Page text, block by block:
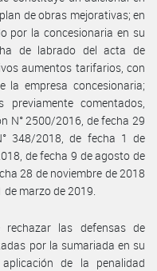
de obras mejorativas; en
por la concesionaria en su
de labrado del acta de
aumentos tarifarios, con
la empresa concesionaria;
comentados,
N° 2500/2016, de fecha 29
348/2018, de fecha 1 de
de fecha 9 de agosto de
28 de noviembre de 2018
marzo de 2019.
rechazar las defensas de
por la sumariada en su
de la penalidad